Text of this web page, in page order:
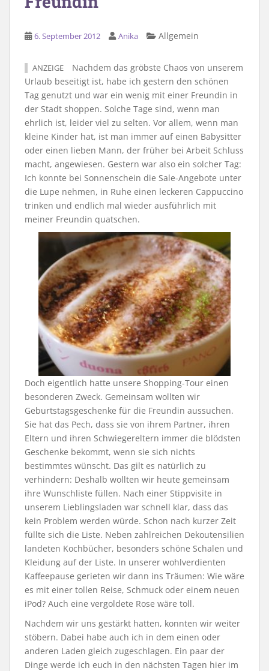
6. September 2012 Anika Allgemein
ANZEIGE
Nachdem das gröbste Chaos von unserem
Urlaub beseitigt ist, habe ich gestern den schönen
Tag genutzt und war ein wenig mit einer Freundin in
der Stadt shoppen. Solche Tage sind, wenn man
ehrlich ist, leider viel zu selten. Vor allem, wenn man
kleine Kinder hat, ist man immer auf einen Babysitter
oder einen lieben Mann, der früher bei Arbeit Schluss
macht, angewiesen. Gestern war also ein solcher Tag:
Ich konnte bei Sonnenschein die Sale-Angebote unter
die Lupe nehmen, in Ruhe einen leckeren Cappuccino
trinken und endlich mal wieder ausführlich mit
meiner Freundin quatschen.
Doch eigentlich hatte unsere Shopping-Tour einen
besonderen Zweck. Gemeinsam wollten wir
Geburtstagsgeschenke für die Freundin aussuchen.
Sie hat das Pech, dass sie von ihrem Partner, ihren
Eltern und ihren Schwiegereltern immer die blödsten
Geschenke bekommt, wenn sie sich nichts
bestimmtes wünscht. Das gilt es natürlich zu
verhindern: Deshalb wollten wir heute gemeinsam
ihre Wunschliste füllen. Nach einer Stippvisite in
unserem Lieblingsladen war schnell klar, dass das
kein Problem werden würde. Schon nach kurzer Zeit
füllte sich die Liste. Neben zahlreichen Dekoutensilien
landeten Kochbücher, besonders schöne Schalen und
Kleidung auf der Liste. In unserer wohlverdienten
Kaffeepause gerieten wir dann ins Träumen: Wie wäre
es mit einer tollen Reise, Schmuck oder einem neuen
iPod? Auch eine vergoldete Rose wäre toll.
Nachdem wir uns gestärkt hatten, konnten wir weiter
stöbern. Dabei habe auch ich in dem einen oder
anderen Laden gleich zugeschlagen. Ein paar der
Dinge werde ich euch in den nächsten Tagen hier im